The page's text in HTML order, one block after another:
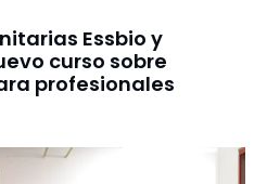
Essbio y
curso sobre
profesionales